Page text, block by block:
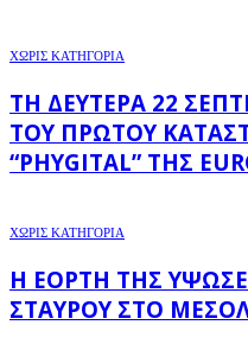
ΧΩΡΊΣ ΚΑΤΗΓΟΡΊΑ
ΤΗ ΔΕΥΤΈΡΑ 22
ΤΟΥ ΠΡΏΤΟΥ
“PHYGITAL” ΤΗΣ
ΧΩΡΊΣ ΚΑΤΗΓΟΡΊΑ
Η ΕΟΡΤΉ ΤΗΣ
ΣΤΑΥΡΟΎ ΣΤΟ